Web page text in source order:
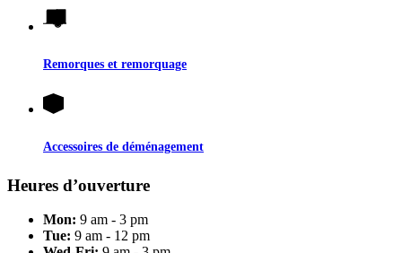
Remorques et remorquage
Accessoires de déménagement
Heures d’ouverture
Mon: 9 am - 3 pm
Tue: 9 am - 12 pm